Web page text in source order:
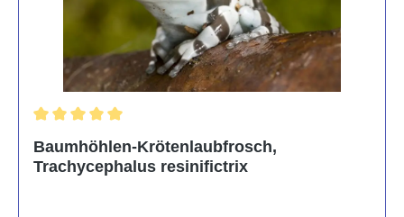
Baumhöhlen-Krötenlaubfrosch,
Trachycephalus resinifictrix